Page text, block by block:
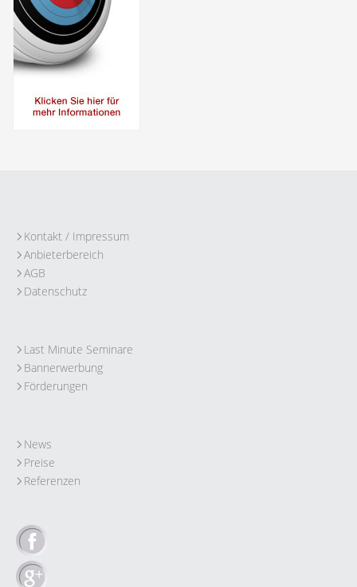
Kontakt / Impressum
Anbieterbereich
AGB
Datenschutz
Last Minute Seminare
Bannerwerbung
Förderungen
News
Preise
Referenzen